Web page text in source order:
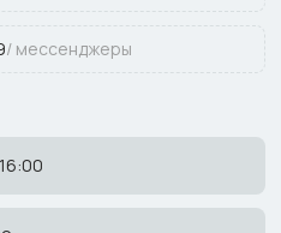
/ мессенджеры